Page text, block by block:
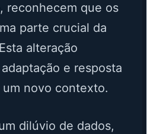
reconhecem que os
parte crucial da
alteração
e resposta
novo contexto.
dilúvio de dados,